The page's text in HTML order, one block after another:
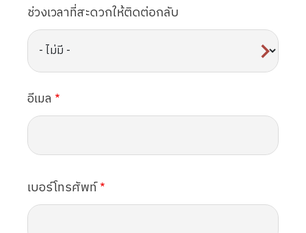
ช่วงเวลาที่สะดวกให้ติดต่อกลับ
อีเมล
เบอร์โทรศัพท์